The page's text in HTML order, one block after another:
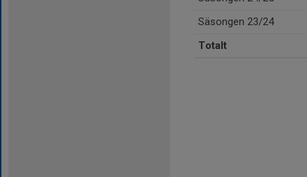
Säsongen 23/24
Totalt